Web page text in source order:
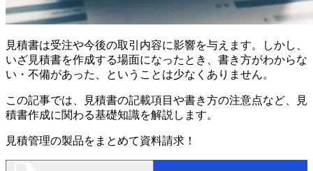
見積書は受注や今後の取引内容に影響を与えます。しかし、
いざ見積書を作成する場面になったとき、書き方がわからな
い・不備があった、ということは少なくありません。
この記事では、見積書の記載項目や書き方の注意点など、見
積書作成に関わる基礎知識を解説します。
見積管理の製品をまとめて資料請求！